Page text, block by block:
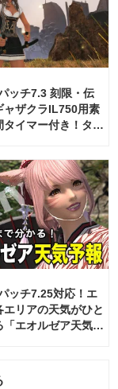
ッチ7.3 刻限・伝
ャザクラIL750用素
タイマー付き！タイ
ッチ7.25対応！エ
エリアの天気がひと
「エオルゼア天気予